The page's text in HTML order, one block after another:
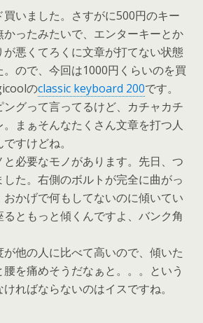
いました。さすがに500円のキー
ったみたいで、エンターキーとか
が悪くてろくに文章が打てない状態
ので、今回は1000円くらいのを買
のclassic keyboard 200です。
グって言ってるけど、カチャカチ
まぁそんなたくさん文章を打つ人
すけどね。
必要なモノがあります。先日、つ
した。右側のボルトが完全に曲がっ
かげで何もしてないのに傾いてい
ともっと傾くんですよ、バンク角
他の人に比べて高いので、傾いた
を痛めそうだなぁと。。。という
ればならないのはイスですね。